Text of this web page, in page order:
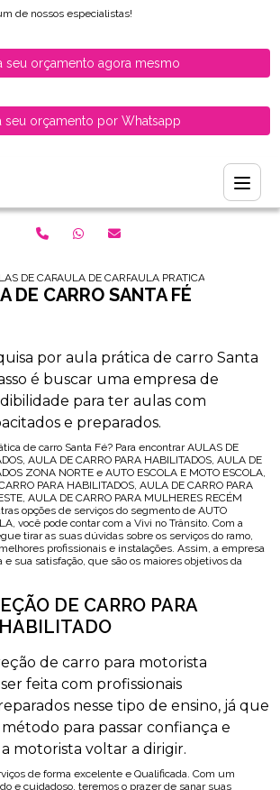
de nossos especialistas!
seu orçamento agora mesmo
seu orçamento por Whatsapp
DE CARRO PARA HABILITADOS
AULA DE CARRO PARA HABILITADOS ZONA
AULA PRATICA DE CARRO
DE CARRO SANTA FÉ
por aula prática de carro Santa
é buscar uma empresa de
para ter aulas com
e preparados.
de carro Santa Fé? Para encontrar AULAS DE
AULA DE CARRO PARA HABILITADOS, AULA DE
ZONA NORTE e AUTO ESCOLA E MOTO ESCOLA,
PARA HABILITADOS, AULA DE CARRO PARA
AULA DE CARRO PARA MULHERES RECÉM
opções de serviços do segmento de AUTO
você pode contar com a Vivi no Trânsito. Com a
tirar as suas dúvidas sobre os serviços do ramo,
profissionais e instalações. Assim, a empresa
e sua satisfação, que são os maiores objetivos da
DE CARRO PARA
de carro para motorista
feita com profissionais
nesse tipo de ensino, já que
para passar confiança e
motorista voltar a dirigir.
de forma excelente e Qualificada. Com um
e cuidadoso, teremos o prazer de sanar suas